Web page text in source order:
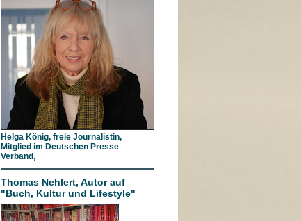
Helga König, freie Journalistin,
Mitglied im Deutschen Presse
Verband,
Thomas Nehlert, Autor auf
"Buch, Kultur und Lifestyle"